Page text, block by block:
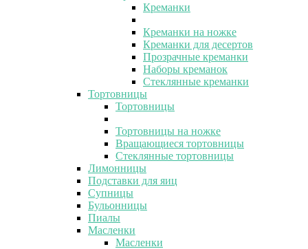
Креманки
Креманки на ножке
Креманки для десертов
Прозрачные креманки
Наборы креманок
Стеклянные креманки
Тортовницы
Тортовницы
Тортовницы на ножке
Вращающиеся тортовницы
Стеклянные тортовницы
Лимонницы
Подставки для яиц
Супницы
Бульонницы
Пиалы
Масленки
Масленки